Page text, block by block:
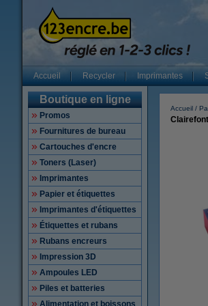
Accueil Recycler Imprimantes
Boutique en ligne
Promos
Fournitures de bureau
Cartouches d'encre
Toners (Laser)
Imprimantes
Papier et étiquettes
Imprimantes d'étiquettes
Étiquettes et rubans
Rubans encreurs
Impression 3D
Ampoules LED
Piles et batteries
Alimentation et boissons
Accueil